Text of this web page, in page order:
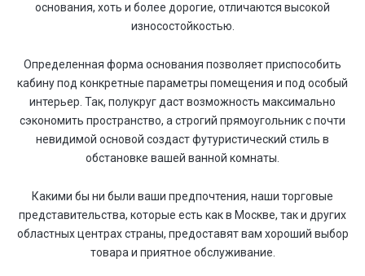
основания, хоть и более дорогие, отличаются высокой
износостойкостью.
Определенная форма основания позволяет приспособить
кабину под конкретные параметры помещения и под особый
интерьер. Так, полукруг даст возможность максимально
сэкономить пространство, а строгий прямоугольник с почти
невидимой основой создаст футуристический стиль в
обстановке вашей ванной комнаты.
Какими бы ни были ваши предпочтения, наши торговые
представительства, которые есть как в Москве, так и других
областных центрах страны, предоставят вам хороший выбор
товара и приятное обслуживание.